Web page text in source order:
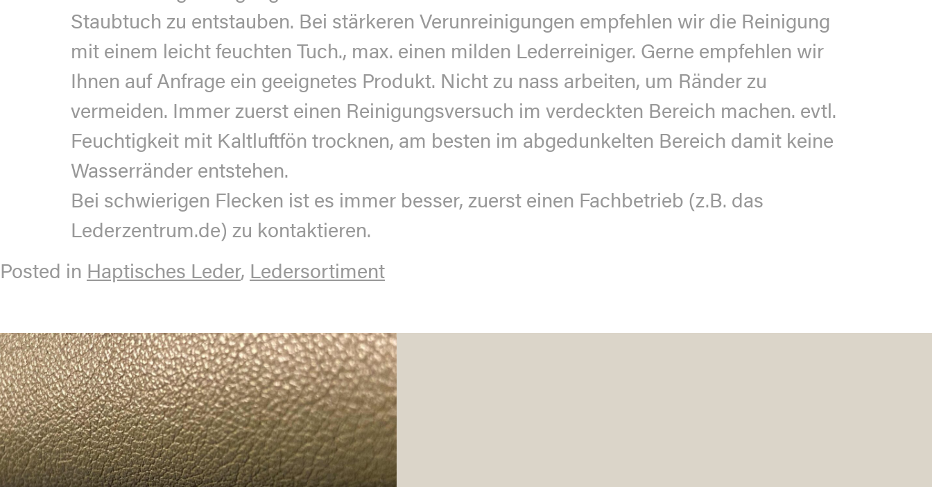
Staubtuch zu entstauben. Bei stärkeren Verunreinigungen empfehlen wir die Reinigung
mit einem leicht feuchten Tuch., max. einen milden Lederreiniger. Gerne empfehlen wir
Ihnen auf Anfrage ein geeignetes Produkt. Nicht zu nass arbeiten, um Ränder zu
vermeiden. Immer zuerst einen Reinigungsversuch im verdeckten Bereich machen. evtl.
Feuchtigkeit mit Kaltluftfön trocknen, am besten im abgedunkelten Bereich damit keine
Wasserränder entstehen.
Bei schwierigen Flecken ist es immer besser, zuerst einen Fachbetrieb (z.B. das
Lederzentrum.de) zu kontaktieren.
Posted in Haptisches Leder, Ledersortiment